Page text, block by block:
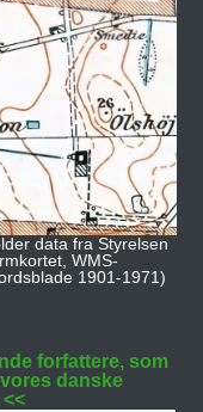
data fra Styrelsen
WMS-
1901-1971)
forfattere, som
danske